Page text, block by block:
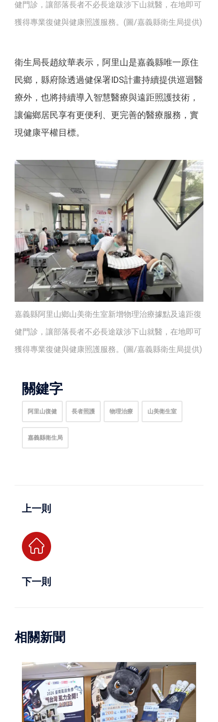
健門診，讓部落長者不必長途跋涉下山就醫，在地即可
獲得專業復健與健康照護服務。(圖/嘉義縣衛生局提供)
衛生局長趙紋華表示，阿里山是嘉義縣唯一原住
民鄉，縣府除透過健保署IDS計畫持續提供巡迴醫
療外，也將持續導入智慧醫療與遠距照護技術，
讓偏鄉居民享有更便利、更完善的醫療服務，實
現健康平權目標。
嘉義縣阿里山鄉山美衛生室新增物理治療據點及遠距復
健門診，讓部落長者不必長途跋涉下山就醫，在地即可
獲得專業復健與健康照護服務。(圖/嘉義縣衛生局提供)
關鍵字
阿里山復健 長者照護 物理治療 山美衛生室
嘉義縣衛生局
上一則
下一則
相關新聞